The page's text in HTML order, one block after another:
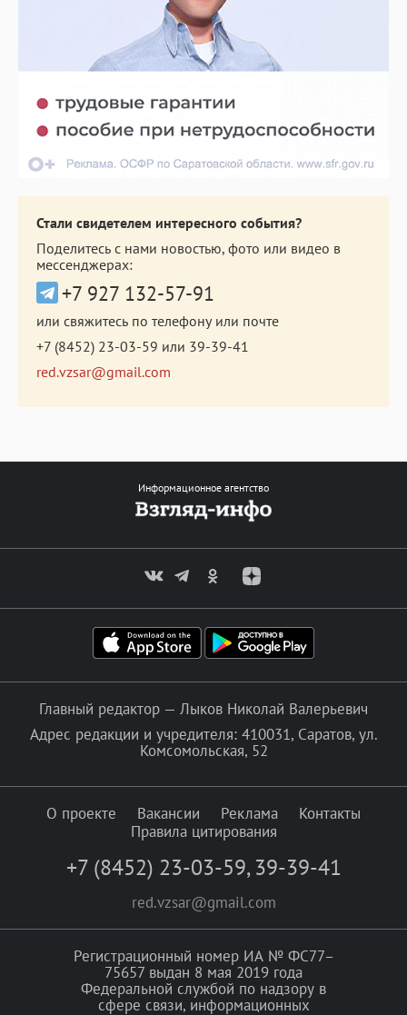
Стали свидетелем интересного события?
Поделитесь с нами новостью, фото или видео в
мессенджерах:
+7 927 132-57-91
или свяжитесь по телефону или почте
+7 (8452) 23-03-59 или 39-39-41
red.vzsar@gmail.com
Информационное агентство
Главный редактор — Лыков Николай Валерьевич
Адрес редакции и учредителя: 410031, Саратов, ул.
Комсомольская, 52
О проекте Вакансии Реклама
Контакты
Правила цитирования
+7 (8452) 23-03-59, 39-39-41
red.vzsar@gmail.com
Регистрационный номер ИА № ФС77–
75657 выдан 8 мая 2019 года
Федеральной службой по надзору в
сфере связи, информационных